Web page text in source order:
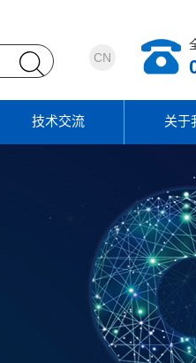
CN
技术交流 关于